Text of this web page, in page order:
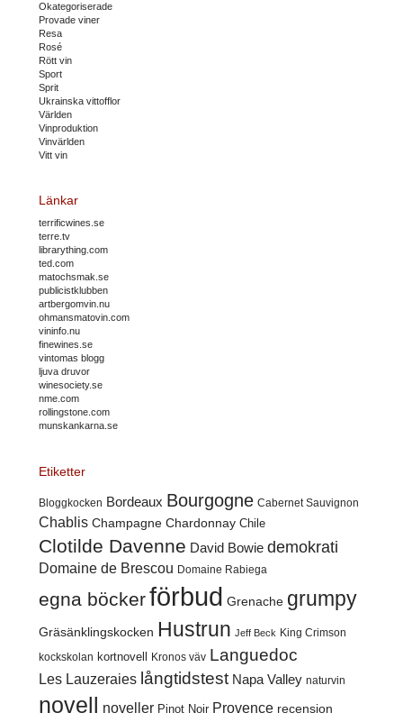
Okategoriserade
Provade viner
Resa
Rosé
Rött vin
Sport
Sprit
Ukrainska vittofflor
Världen
Vinproduktion
Vinvärlden
Vitt vin
Länkar
terrificwines.se
terre.tv
librarything.com
ted.com
matochsmak.se
publicistklubben
artbergomvin.nu
ohmansmatovin.com
vininfo.nu
finewines.se
vintomas blogg
ljuva druvor
winesociety.se
nme.com
rollingstone.com
munskankarna.se
Etiketter
Bloggkocken Bordeaux Bourgogne Cabernet Sauvignon
Chablis Champagne Chardonnay Chile
Clotilde Davenne David Bowie demokrati
Domaine de Brescou Domaine Rabiega
egna böckerförbud Grenache grumpy
Gräsänklingskocken Hustrun Jeff Beck King Crimson
kockskolan kortnovell Kronos väv Languedoc
Les Lauzeraies långtidstest Napa Valley naturvin
novell noveller Pinot Noir Provence recension